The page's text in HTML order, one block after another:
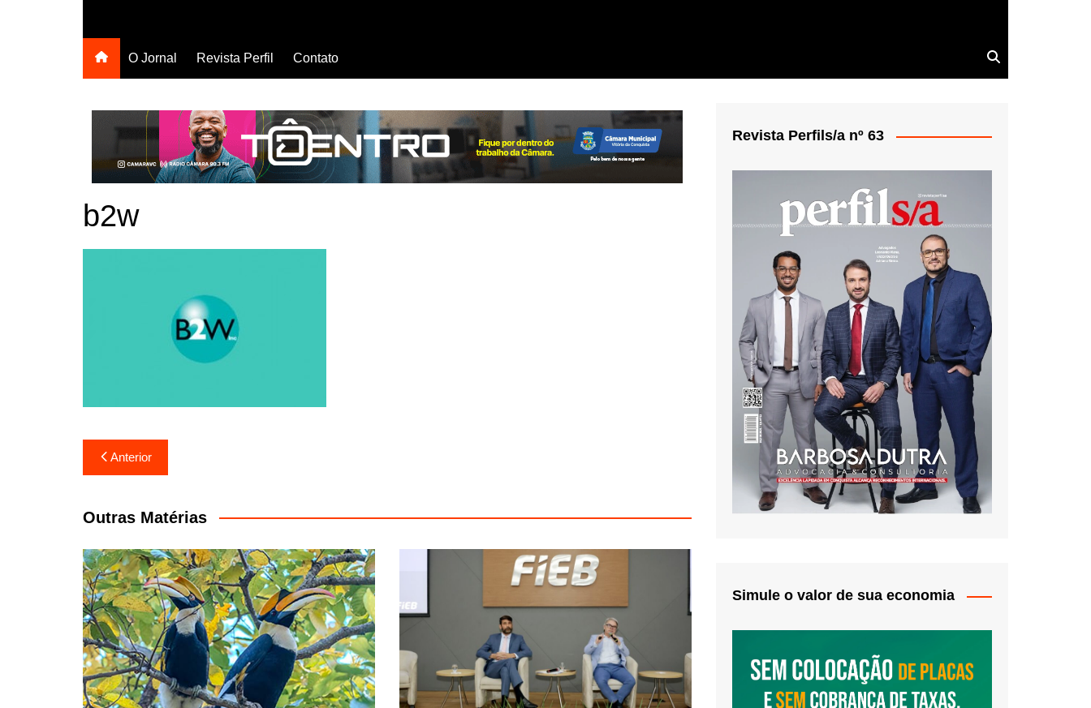
O Jornal Revista Perfil Contato
b2w
Navegação
de
Post
Anterior
Outras Matérias
Revista Perfils/a nº 63
Simule o valor de sua economia